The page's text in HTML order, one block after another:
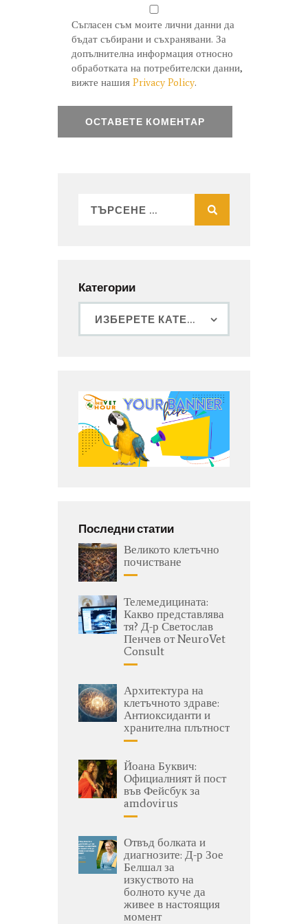
Съгласен съм моите лични данни да
бъдат събирани и съхранявани. За
допълнителна информация относно
обработката на потребителски данни,
вижте нашияPrivacy Policy.
Категории
Последни статии
Великото клетъчно
почистване
Телемедицината:
Какво представлява
тя? Д-р Светослав
Пенчев от NeuroVet
Consult
Архитектура на
клетъчното здраве:
Антиоксиданти и
хранителна плътност
Йоана Буквич:
Официалният й пост
във Фейсбук за
amdovirus
Отвъд болката и
диагнозите: Д-р Зое
Белшал за
изкуството на
болното куче да
живее в настоящия
момент